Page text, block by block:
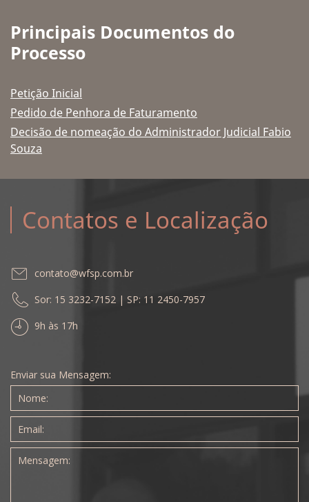
Principais Documentos do
Processo
Petição Inicial
Pedido de Penhora de Faturamento
Decisão de nomeação do Administrador Judicial Fabio
Souza
Contatos e Localização
contato@wfsp.com.br
Sor: 15 3232-7152 | SP: 11 2450-7957
9h às 17h
Enviar sua Mensagem: